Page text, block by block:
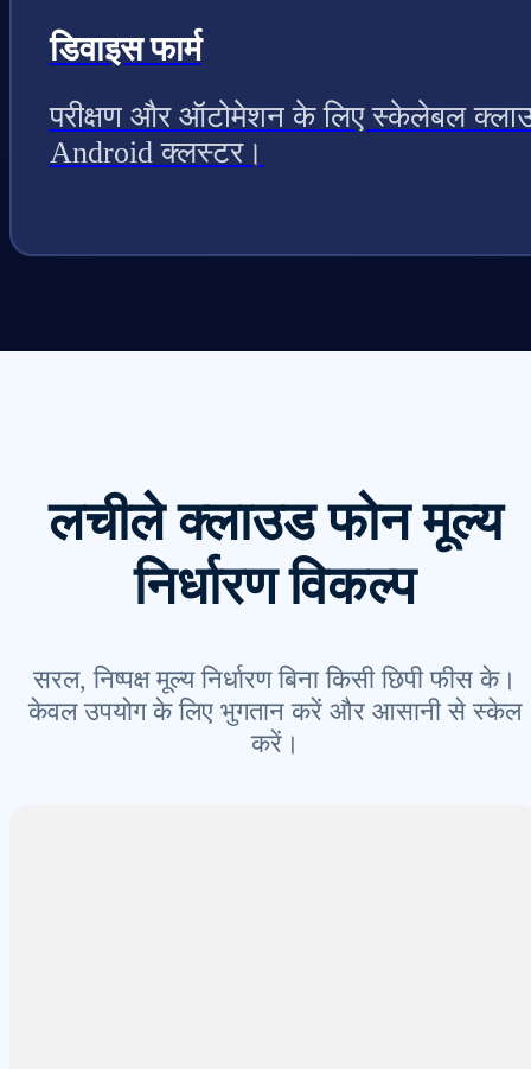
डिवाइस फार्म
परीक्षण और ऑटोमेशन के लिए स्केलेबल
Android क्लस्टर।
लचीले क्लाउड फोन मूल्य
निर्धारण विकल्प
सरल, निष्पक्ष मूल्य निर्धारण बिना किसी छिपी फीस के।
केवल उपयोग के लिए भुगतान करें और आसानी से स्केल
करें।